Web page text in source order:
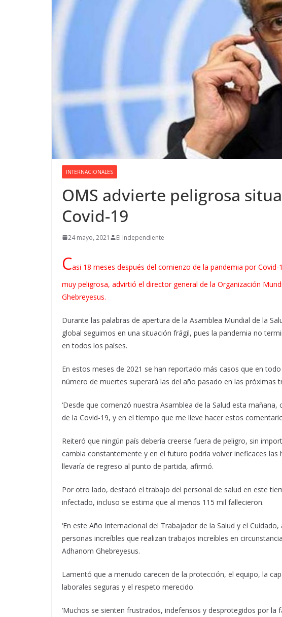
INTERNACIONALES
OMS advierte peligrosa
Covid-19
24 mayo, 2021 El Independiente
Casi 18 meses después del comienzo de la pandemia por
muy peligrosa, advirtió el director general de la Organización
Ghebreyesus.
Durante las palabras de apertura de la Asamblea Mundial de la
global seguimos en una situación frágil, pues la pandemia no
en todos los países.
En estos meses de 2021 se han reportado más casos que en
número de muertes superará las del año pasado en las próximas
‘Desde que comenzó nuestra Asamblea de la Salud esta
de la Covid-19, y en el tiempo que me lleve hacer estos
Reiteró que ningún país debería creerse fuera de peligro, sin
cambia constantemente y en el futuro podría volver ineficaces
llevaría de regreso al punto de partida, afirmó.
Por otro lado, destacó el trabajo del personal de salud en este
infectado, incluso se estima que al menos 115 mil fallecieron.
‘En este Año Internacional del Trabajador de la Salud y el
personas increíbles que realizan trabajos increíbles en
Adhanom Ghebreyesus.
Lamentó que a menudo carecen de la protección, el equipo, la
laborales seguras y el respeto merecido.
‘Muchos se sienten frustrados, indefensos y desprotegidos por la